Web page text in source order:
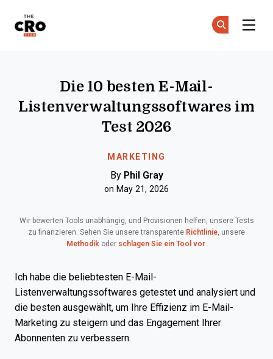
MARKETING
Die 10 besten E-Mail-
Listenverwaltungssoftwares im
Test 2026
By Phil Gray
on May 21, 2026
Wir bewerten Tools unabhängig, und Provisionen helfen, unsere Tests
zu finanzieren. Sehen Sie unsere transparente Richtlinie, unsere
Methodikoder schlagen Sie ein Tool vor.
Ich habe die beliebtesten E-Mail-
Listenverwaltungssoftwares getestet und analysiert und
die besten ausgewählt, um Ihre Effizienz im E-Mail-
Marketing zu steigern und das Engagement Ihrer
Abonnenten zu verbessern.